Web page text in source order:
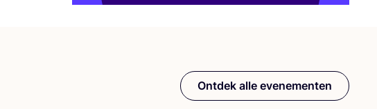
Ontdek alle evenementen